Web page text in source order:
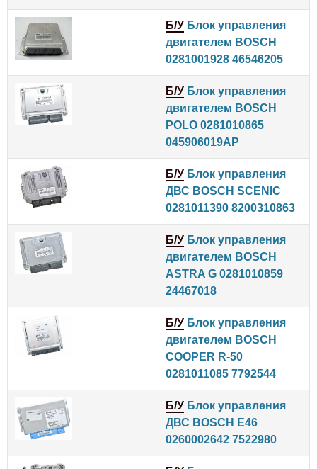
Б/У Блок управления
двигателем BOSCH
0281001928 46546205
Б/У Блок управления
двигателем BOSCH
POLO 0281010865
045906019AP
Б/У Блок управления
ДВС BOSCH SCENIC
0281011390 8200310863
Б/У Блок управления
двигателем BOSCH
ASTRA G 0281010859
24467018
Б/У Блок управления
двигателем BOSCH
COOPER R-50
0281011085 7792544
Б/У Блок управления
ДВС BOSCH E46
0260002642 7522980